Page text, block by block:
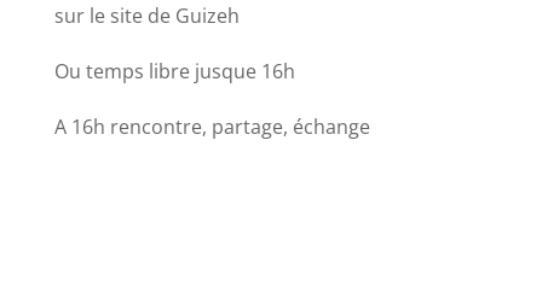
sur le site de Guizeh
Ou temps libre jusque 16h
A 16h rencontre, partage, échange